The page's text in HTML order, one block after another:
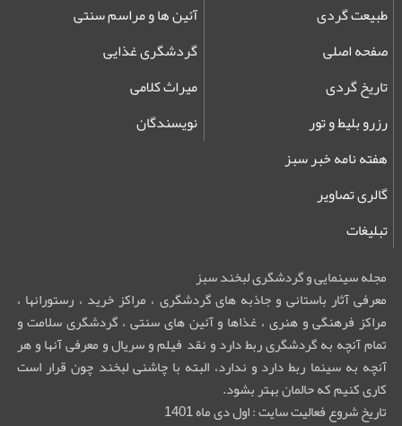
طبیعت گردی
صفحه اصلی
تاریخ گردی
آئین ها و مراسم سنتی
گردشگری غذایی
میراث کلامی
رزرو بلیط و تور
هفته نامه خبر سبز
گالری تصاویر
تبلیغات
نویسندگان
مجله سینمایی و گردشگری لبخند سبز
معرفی آثار باستانی و جاذبه های گردشگری ، مراکز خرید ، رستورانها ،
مراکز فرهنگی و هنری ، غذاها و آئین های سنتی ، گردشگری سلامت و
تمام آنچه به گردشگری ربط دارد و نقد فیلم و سریال و معرفی آنها و هر
آنچه به سینما ربط دارد و ندارد، البته با چاشنی لبخند چون قرار است
کاری کنیم که حالمان بهتر بشود.
تاریخ شروع فعالیت سایت : اول دی ماه 1401